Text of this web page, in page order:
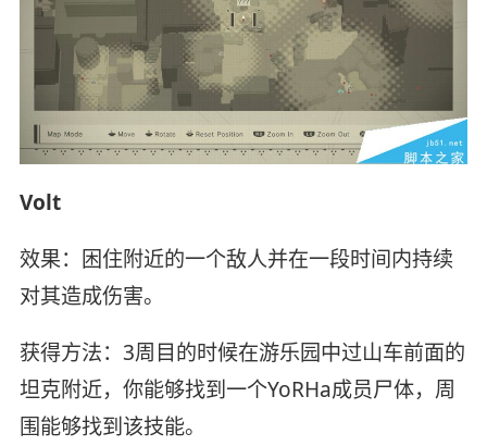
Volt
效果：困住附近的一个敌人并在一段时间内持续
对其造成伤害。
获得方法：3周目的时候在游乐园中过山车前面的
坦克附近，你能够找到一个YoRHa成员尸体，周
围能够找到该技能。